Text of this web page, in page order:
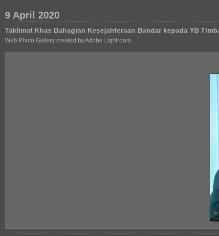
9 April 2020
Taklimat Khas Bahagian Kesejahteraan Bandar kepada YB
Web Photo Gallery created by Adobe Lightroom.